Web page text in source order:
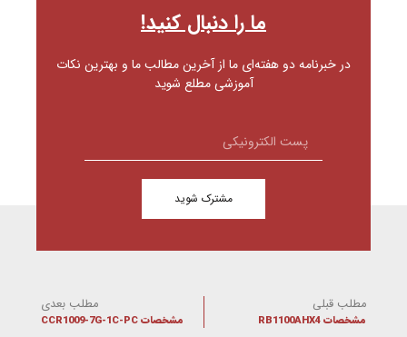
ما را دنبال کنید!
در خبرنامه دو هفته‌ای ما از آخرین مطالب ما و بهترین نکات
آموزشی مطلع شوید
مشترک شوید
مطلب قبلی
مشخصات RB1100AHX4
مطلب بعدی
مشخصات CCR1009-7G-1C-PC